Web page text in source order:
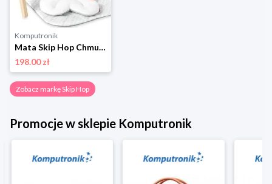
Komputronik
Mata Skip Hop Chmurka z Drewnianym Stojakiem
198.00 zł
Zobacz markę Skip Hop
Promocje w sklepie Komputronik